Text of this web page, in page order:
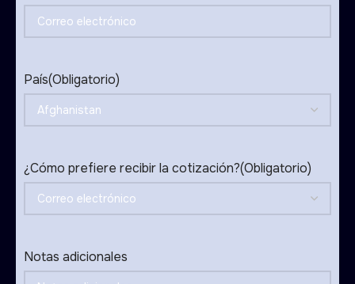
País(Obligatorio)
¿Cómo prefiere recibir la cotización?(Obligatorio)
Notas adicionales